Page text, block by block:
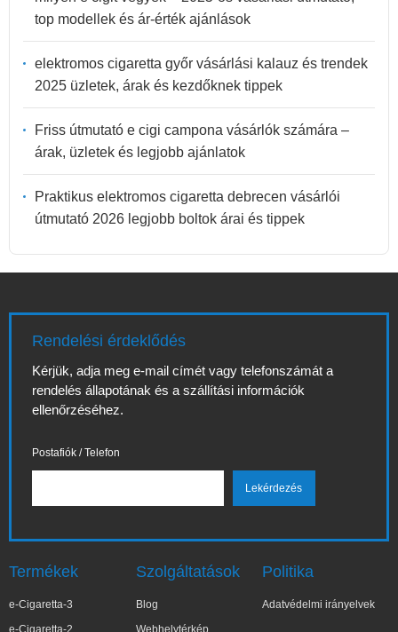
top modellek és ár-érték ajánlások
elektromos cigaretta győr vásárlási kalauz és trendek
2025 üzletek, árak és kezdőknek tippek
Friss útmutató e cigi campona vásárlók számára –
árak, üzletek és legjobb ajánlatok
Praktikus elektromos cigaretta debrecen vásárlói
útmutató 2026 legjobb boltok árai és tippek
Rendelési érdeklődés
Kérjük, adja meg e-mail címét vagy telefonszámát a
rendelés állapotának és a szállítási információk
ellenőrzéséhez.
Postafiók / Telefon
Termékek
e-Cigaretta-3
e-Cigaretta-2
Szolgáltatások
Blog
Webhelytérkép
Politika
Adatvédelmi irányelvek